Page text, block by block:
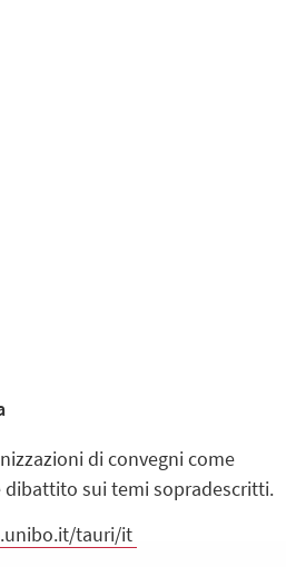
di convegni come
sui temi sopradescritti.
tauri/it